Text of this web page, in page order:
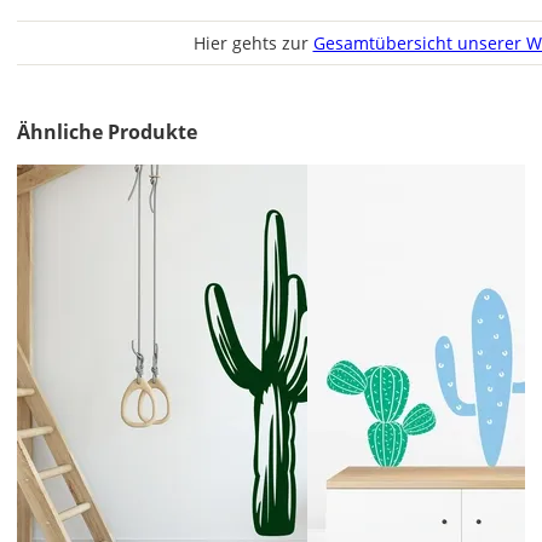
&
Economy
CH
Hier gehts zur Gesamtübersicht unserer
Ähnliche Produkte